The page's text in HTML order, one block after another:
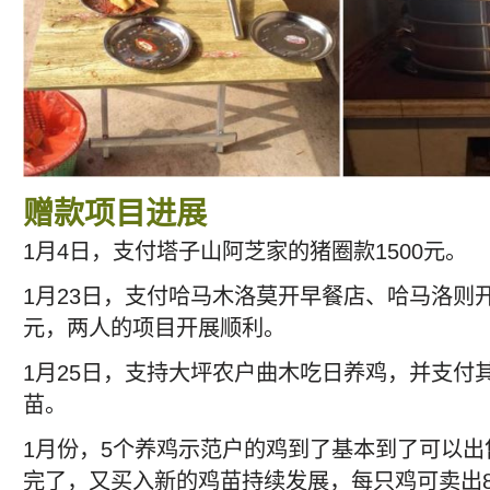
赠款项目进展
1月4日，支付塔子山阿芝家的猪圈款1500元。
1月23日，支付哈马木洛莫开早餐店、哈马洛则
元，两人的项目开展顺利。
1月25日，支持大坪农户曲木吃日养鸡，并支付
苗。
1月份，5个养鸡示范户的鸡到了基本到了可以
完了，又买入新的鸡苗持续发展，每只鸡可卖